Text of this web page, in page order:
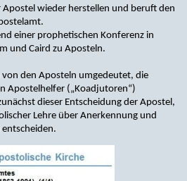
wieder herstellen und beruft den
einer prophetischen Konferenz in
und Caird zu Aposteln.
den Aposteln umgedeutet, die
Apostelhelfer („Koadjutoren“)
dieser Entscheidung der Apostel,
Lehre über Anerkennung und
entscheiden.